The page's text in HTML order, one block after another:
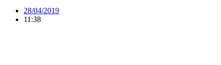
28/04/2019
11:38